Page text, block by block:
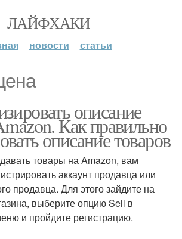
ЛАЙФХАКИ
новости статьи
описание
Как правильно
описание товаров
товары на Amazon, вам
аккаунт продавца или
продавца. Для этого зайдите на
выберите опцию Sell в
и пройдите регистрацию.